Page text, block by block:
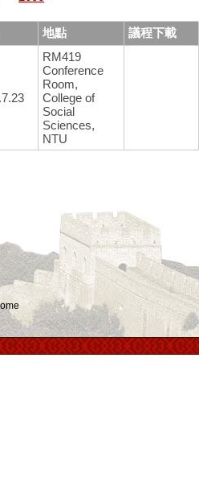
地點 議程下載
RM419
Conference
Room,
College of
Social
Sciences,
NTU